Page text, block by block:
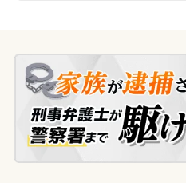
り、前科が付く
不起訴処分を獲
されました。